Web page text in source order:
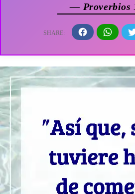
— Proverbios